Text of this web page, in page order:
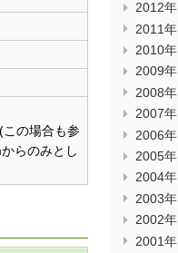
の場合も参
らのみとし
2012年
2011年
2010年
2009年
2008年
2007年
2006年
2005年
2004年
2003年
2002年
2001年